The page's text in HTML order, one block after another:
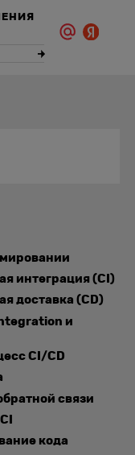
интеграция (CI)
доставка (CD)
и
CI/CD
связи
кода